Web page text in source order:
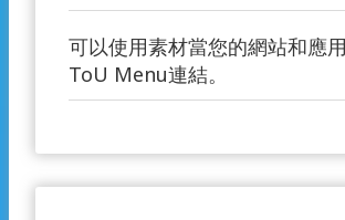
可以使用素材當您的網站和應
ToU Menu連結。